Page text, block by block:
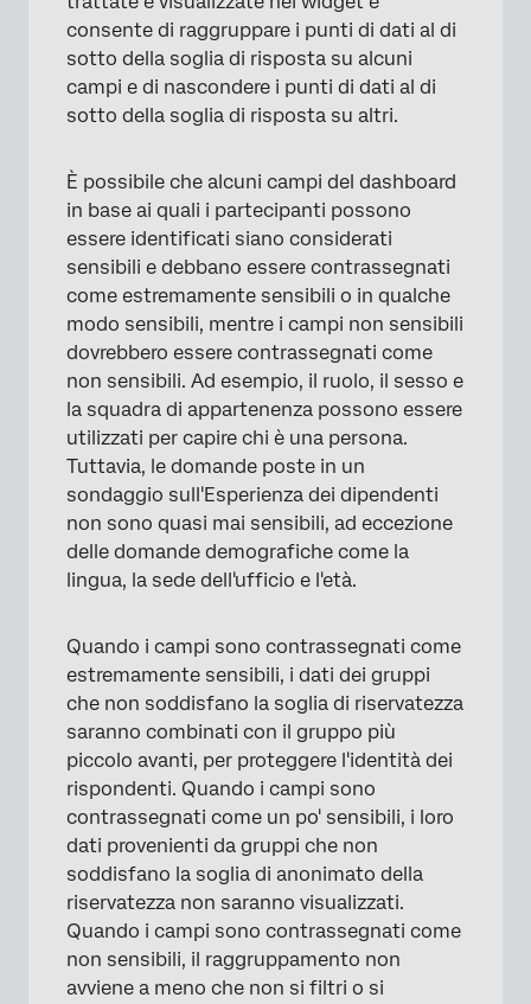
×
consente di raggruppare i punti di dati al di
sotto della soglia di risposta su alcuni
campi e di nascondere i punti di dati al di
sotto della soglia di risposta su altri.
È possibile che alcuni campi del dashboard
in base ai quali i partecipanti possono
essere identificati siano considerati
sensibili e debbano essere contrassegnati
come estremamente sensibili o in qualche
modo sensibili, mentre i campi non sensibili
dovrebbero essere contrassegnati come
non sensibili. Ad esempio, il ruolo, il sesso e
la squadra di appartenenza possono essere
utilizzati per capire chi è una persona.
Tuttavia, le domande poste in un
sondaggio sull'Esperienza dei dipendenti
non sono quasi mai sensibili, ad eccezione
delle domande demografiche come la
lingua, la sede dell'ufficio e l'età.
Quando i campi sono contrassegnati come
estremamente sensibili, i dati dei gruppi
che non soddisfano la soglia di riservatezza
saranno combinati con il gruppo più
piccolo avanti, per proteggere l'identità dei
rispondenti. Quando i campi sono
contrassegnati come un po' sensibili, i loro
dati provenienti da gruppi che non
soddisfano la soglia di anonimato della
riservatezza non saranno visualizzati.
Quando i campi sono contrassegnati come
non sensibili, il raggruppamento non
avviene a meno che non si filtri o si